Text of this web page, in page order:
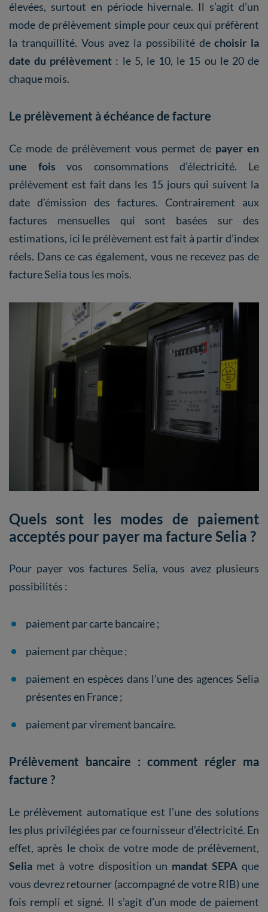
élevées, surtout en période hivernale. Il s’agit d’un
mode de prélèvement simple pour ceux qui préfèrent
la tranquillité. Vous avez la possibilité dechoisir la
date du prélèvement : le 5, le 10, le 15 ou le 20 de
chaque mois.
Le prélèvement à échéance de facture
Ce mode de prélèvement vous permet de payer en
une fois vos consommations d’électricité. Le
prélèvement est fait dans les 15 jours qui suivent la
date d’émission des factures. Contrairement aux
factures mensuelles qui sont basées sur des
estimations, ici le prélèvement est fait à partir d’index
réels. Dans ce cas également, vous ne recevez pas de
facture Selia tous les mois.
Quels sont les modes de paiement
acceptés pour payer ma facture Selia ?
Pour payer vos factures Selia, vous avez plusieurs
possibilités :
paiement par carte bancaire ;
paiement par chèque ;
paiement en espèces dans l’une des agences Selia
présentes en France ;
paiement par virement bancaire.
Prélèvement bancaire : comment régler ma
facture ?
Le prélèvement automatique est l’une des solutions
les plus privilégiées par ce fournisseur d’électricité. En
effet, après le choix de votre mode de prélèvement,
Selia met à votre disposition un mandat SEPA que
vous devrez retourner (accompagné de votre RIB) une
fois rempli et signé. Il s’agit d’un mode de paiement